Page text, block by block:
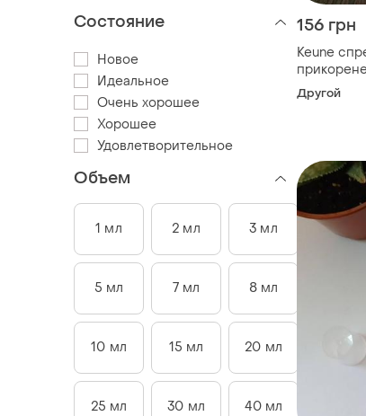
156 грн
Keune
Другой
Состояние
Новое
Идеальное
Очень хорошее
Хорошее
Удовлетворительное
Объем
1 мл 2 мл 3 мл
5 мл 7 мл 8 мл
10 мл 15 мл 20 мл
25 мл 30 мл 40 мл